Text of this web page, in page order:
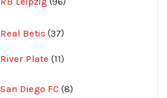
produkter
Real Betis 37
produkter
River Plate 1111
San Diego FC 8produkter